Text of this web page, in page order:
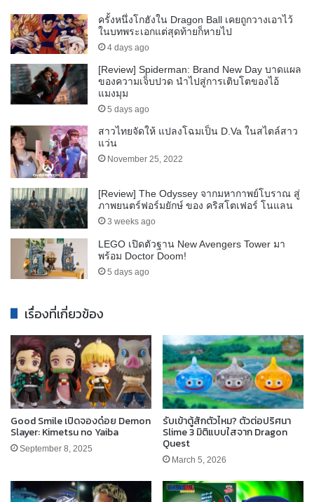
ครั้งหนึ่งโกฮังใน Dragon Ball เคยถูกวางเอาไว้
ในบทพระเอกแต่สุดท้ายก็หายไป
4 days ago
[Review] Spiderman: Brand New Day บาดแผล
ของความเจ็บปวด นำไปสู่การเติบโตของไอ้
แมงมุม
5 days ago
สาวไทยจัดให้ แปลงโฉมเป็น D.Va ในสไตล์สาว
แว่น
November 25, 2022
[Review] The Odyssey จากมหากาพย์โบราณ สู่
ภาพยนตร์ฟอร์มยักษ์ ของ คริสโตเฟอร์ โนแลน
3 weeks ago
LEGO เปิดตัวฐาน New Avengers Tower มา
พร้อม Doctor Doom!
5 days ago
เรื่องที่เกี่ยวข้อง
Good Smile เปิดจองด๋อย Demon
Slayer: Kimetsu no Yaiba
September 8, 2025
รับเข้าตู้สักตัวไหม? ตัวต่อปริศนา
Slime 3 มิติแบบใสจาก Dragon
Quest
March 5, 2026